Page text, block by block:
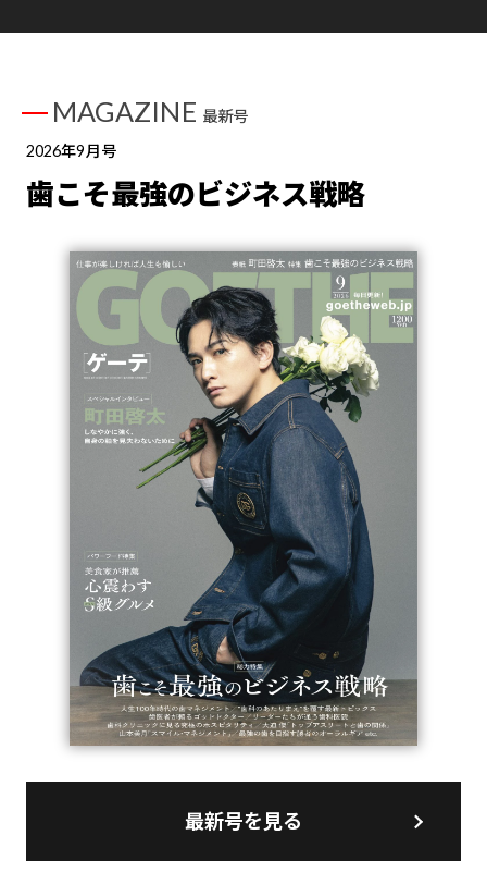
MAGAZINE 最新号
2026年9月号
歯こそ最強のビジネス戦略
最新号を見る